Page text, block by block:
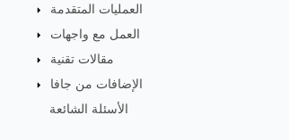
العمليات المتقدمة
العمل مع واجهات
مقالات تقنية
الإضافات من جافا
الأسئلة الشائعة